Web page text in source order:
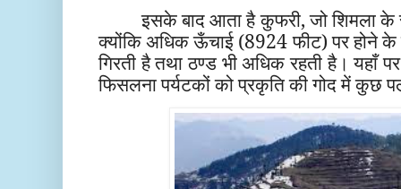
इसके बाद आता है कुफरी, जो शिमला
क्योंकि अधिक ऊँचाई (8924 फीट) पर होने के
गिरती है तथा ठण्ड भी अधिक रहती है। यहाँ
फिसलना पर्यटकों को प्रकृति की गोद में कुछ